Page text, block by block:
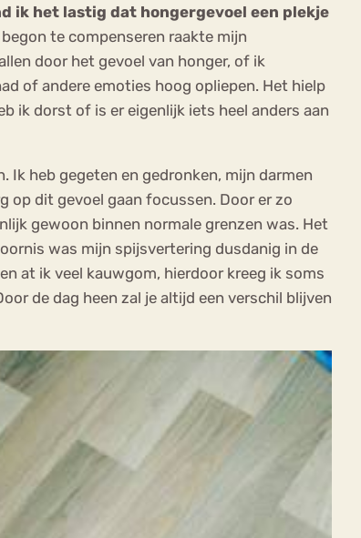
ik het lastig dat hongergevoel een plekje
te compenseren raakte mijn
door het gevoel van honger, of ik
of andere emoties hoog opliepen. Het hielp
ik dorst of is er eigenlijk iets heel anders aan
Ik heb gegeten en gedronken, mijn darmen
op dit gevoel gaan focussen. Door er zo
gewoon binnen normale grenzen was. Het
was mijn spijsvertering dusdanig in de
at ik veel kauwgom, hierdoor kreeg ik soms
de dag heen zal je altijd een verschil blijven